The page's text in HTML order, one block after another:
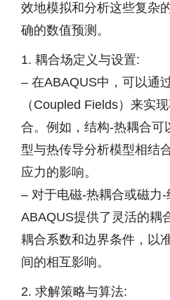
效地模拟和分析这些复杂
确的数值预测。
1. 耦合场定义与设置:
– 在ABAQUS中，可以通
（Coupled Fields）来实
合。例如，结构-热耦合可
型与热传导分析模型相结
应力的影响。
– 对于电磁-热耦合或磁力-
ABAQUS提供了灵活的耦
耦合系数和边界条件，以
间的相互影响。
2. 求解策略与算法: